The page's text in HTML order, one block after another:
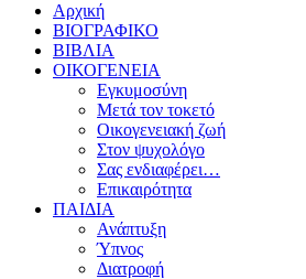
Αρχική
ΒΙΟΓΡΑΦΙΚΟ
ΒΙΒΛΙΑ
ΟΙΚΟΓΕΝΕΙΑ
Εγκυμοσύνη
Μετά τον τοκετό
Οικογενειακή ζωή
Στον ψυχολόγο
Σας ενδιαφέρει…
Επικαιρότητα
ΠΑΙΔΙΑ
Ανάπτυξη
Ύπνος
Διατροφή